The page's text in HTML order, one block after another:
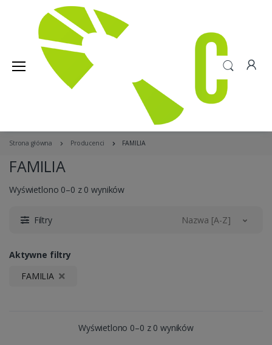
Strona główna Producenci FAMILIA
FAMILIA
Wyświetlono 0–0 z 0 wyników
Filtry Nazwa [A-Z]
Aktywne filtry
FAMILIA
Wyświetlono 0–0 z 0 wyników